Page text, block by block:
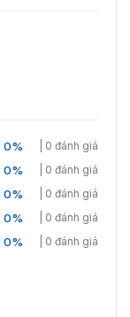
0% | 0 đánh giá
0% | 0 đánh giá
0% | 0 đánh giá
0% | 0 đánh giá
0% | 0 đánh giá